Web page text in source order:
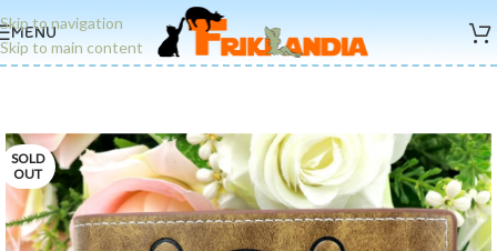
Skip to navigation
Skip to main content
MENU
SOLD
OUT